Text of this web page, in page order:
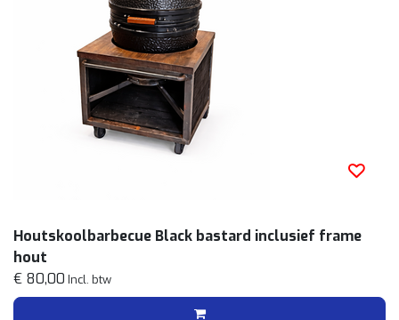
Houtskoolbarbecue Black bastard inclusief frame
hout
€ 80,00 Incl. btw